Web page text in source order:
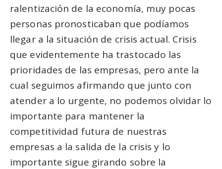
ralentización de la economía, muy pocas
personas pronosticaban que podíamos
llegar a la situación de crisis actual. Crisis
que evidentemente ha trastocado las
prioridades de las empresas, pero ante la
cual seguimos afirmando que junto con
atender a lo urgente, no podemos olvidar lo
importante para mantener la
competitividad futura de nuestras
empresas a la salida de la crisis y lo
importante sigue girando sobre la